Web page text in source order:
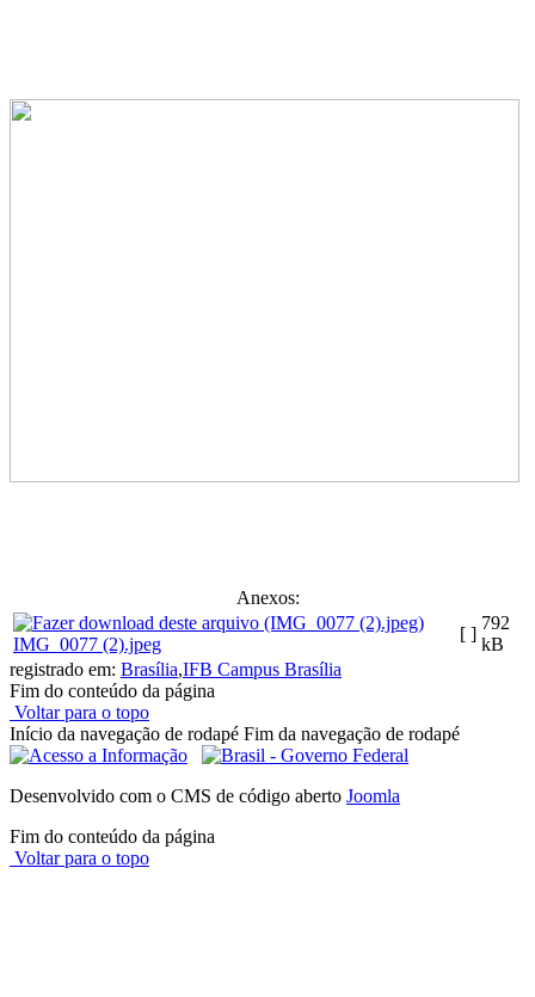
Anexos:
IMG_0077 (2).jpeg
[ ]
792
kB
registrado em: Brasília,IFB Campus Brasília
Fim do conteúdo da página
Voltar para o topo
Início da navegação de rodapé Fim da navegação de rodapé
Desenvolvido com o CMS de código aberto Joomla
Fim do conteúdo da página
Voltar para o topo